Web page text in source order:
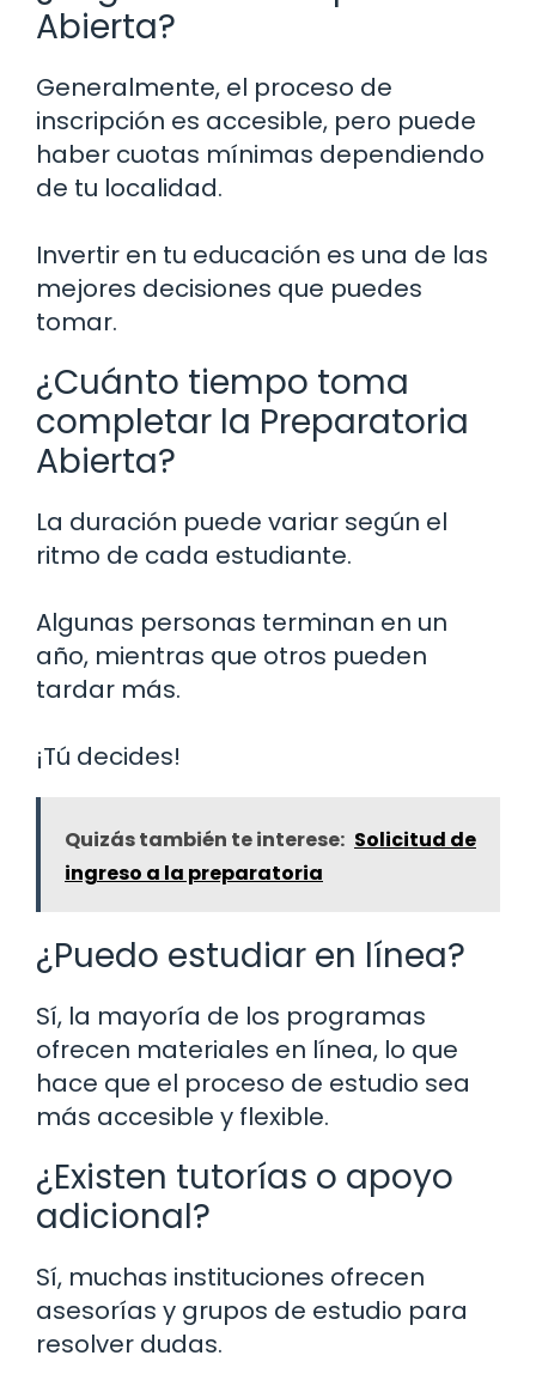
Abierta?
Generalmente, el proceso de
inscripción es accesible, pero puede
haber cuotas mínimas dependiendo
de tu localidad.
Invertir en tu educación es una de las
mejores decisiones que puedes
tomar.
¿Cuánto tiempo toma
completar la Preparatoria
Abierta?
La duración puede variar según el
ritmo de cada estudiante.
Algunas personas terminan en un
año, mientras que otros pueden
tardar más.
¡Tú decides!
Quizás también te interese: Solicitud de
ingreso a la preparatoria
¿Puedo estudiar en línea?
Sí, la mayoría de los programas
ofrecen materiales en línea, lo que
hace que el proceso de estudio sea
más accesible y flexible.
¿Existen tutorías o apoyo
adicional?
Sí, muchas instituciones ofrecen
asesorías y grupos de estudio para
resolver dudas.